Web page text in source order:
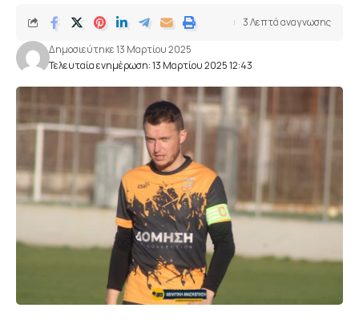
Τελευταία ενημέρωση: 13 Μαρτίου 2025 12:43
Δημοσιεύτηκε 13 Μαρτίου 2025
3 Λεπτά αναγνωσης